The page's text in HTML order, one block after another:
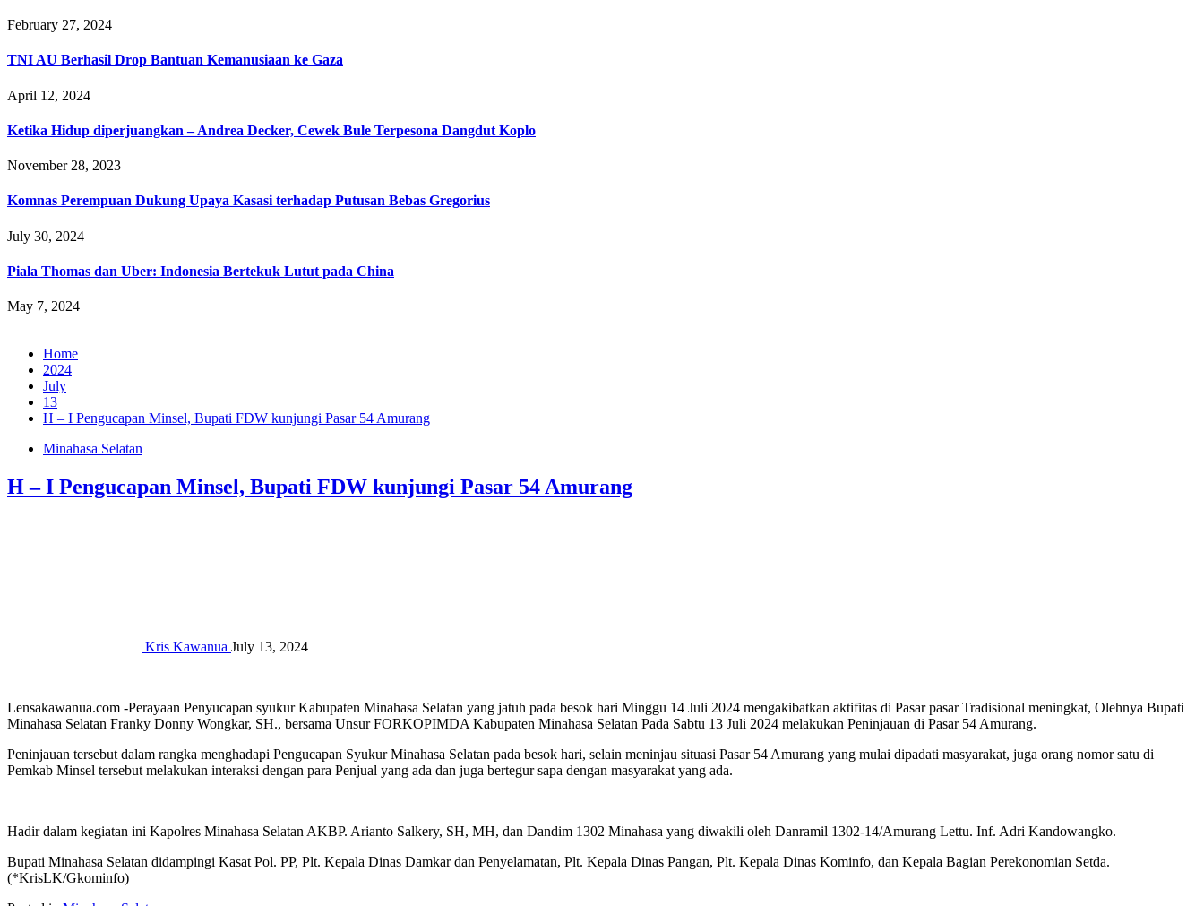
February 27, 2024
TNI AU Berhasil Drop Bantuan Kemanusiaan ke Gaza
April 12, 2024
Ketika Hidup diperjuangkan – Andrea Decker, Cewek Bule Terpesona Dangdut Koplo
November 28, 2023
Komnas Perempuan Dukung Upaya Kasasi terhadap Putusan Bebas Gregorius
July 30, 2024
Piala Thomas dan Uber: Indonesia Bertekuk Lutut pada China
May 7, 2024
Home
2024
July
13
H – I Pengucapan Minsel, Bupati FDW kunjungi Pasar 54 Amurang
Minahasa Selatan
H – I Pengucapan Minsel, Bupati FDW kunjungi Pasar 54 Amurang
Kris Kawanua July 13, 2024
Lensakawanua.com -Perayaan Penyucapan syukur Kabupaten Minahasa Selatan yang jatuh pada besok hari Minggu 14 Juli 2024 mengakibatkan aktifitas di Pasar pasar Tradisional meningkat, Olehnya Bupati
Minahasa Selatan Franky Donny Wongkar, SH., bersama Unsur FORKOPIMDA Kabupaten Minahasa Selatan Pada Sabtu 13 Juli 2024 melakukan Peninjauan di Pasar 54 Amurang.
Peninjauan tersebut dalam rangka menghadapi Pengucapan Syukur Minahasa Selatan pada besok hari, selain meninjau situasi Pasar 54 Amurang yang mulai dipadati masyarakat, juga orang nomor satu di
Pemkab Minsel tersebut melakukan interaksi dengan para Penjual yang ada dan juga bertegur sapa dengan masyarakat yang ada.
Hadir dalam kegiatan ini Kapolres Minahasa Selatan AKBP. Arianto Salkery, SH, MH, dan Dandim 1302 Minahasa yang diwakili oleh Danramil 1302-14/Amurang Lettu. Inf. Adri Kandowangko.
Bupati Minahasa Selatan didampingi Kasat Pol. PP, Plt. Kepala Dinas Damkar dan Penyelamatan, Plt. Kepala Dinas Pangan, Plt. Kepala Dinas Kominfo, dan Kepala Bagian Perekonomian Setda.
(*KrisLK/Gkominfo)